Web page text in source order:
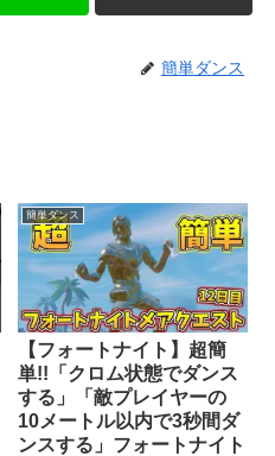
簡単ダンス
簡単ダンス
【フォートナイト】超簡
単!!「クロム状態でダンス
する」「敵プレイヤーの
10メートル以内で3秒間ダ
ンスする」フォートナイト